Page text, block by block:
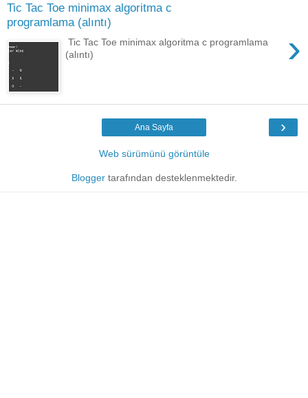
Tic Tac Toe minimax algoritma c
programlama (alıntı)
›
Tic Tac Toe minimax algoritma c programlama
(alıntı)
›
Ana Sayfa
Web sürümünü görüntüle
Bloggertarafından desteklenmektedir.